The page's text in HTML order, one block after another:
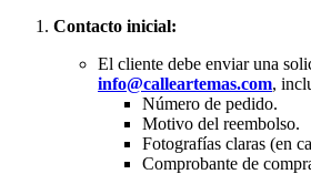
Contacto inicial:
El cliente debe enviar una
info@calleartemas.com,
Número de pedido.
Motivo del reembolso.
Fotografías claras (en
Comprobante de